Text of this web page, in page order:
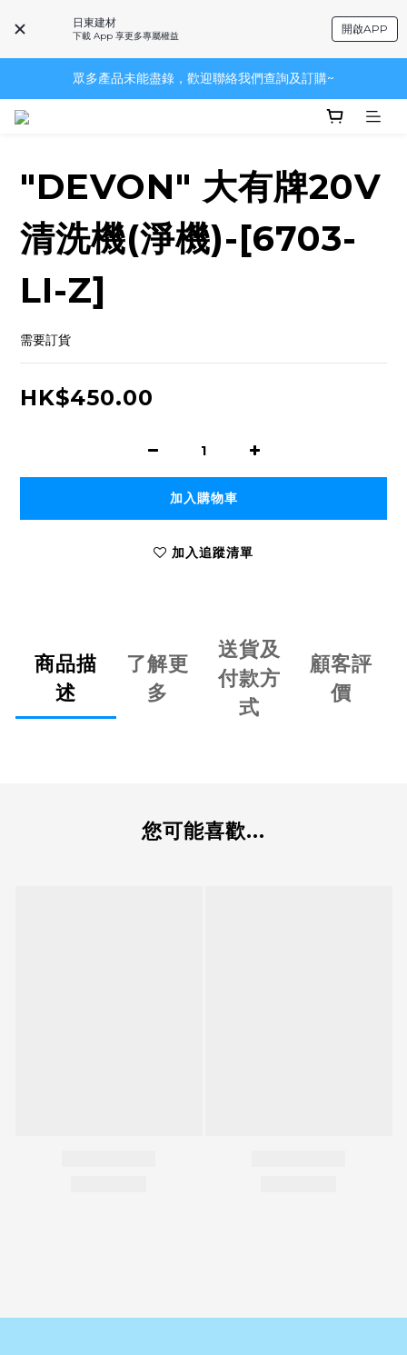
日東建材
下載 App 享更多專屬權益
開啟APP
眾多產品未能盡錄，歡迎聯絡我們查詢及訂購~
眾多產品未能盡錄，歡迎聯絡我們查詢及訂購~
"DEVON" 大有牌20V
清洗機(淨機)-[6703-
LI-Z]
需要訂貨
HK$450.00
加入購物車
加入追蹤清單
商品描
述
了解更
多
送貨及
付款方
式
顧客評
價
您可能喜歡...